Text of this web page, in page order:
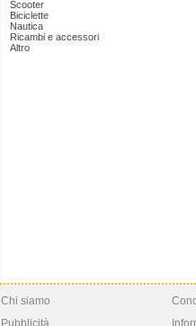
Scooter
Biciclette
Nautica
Ricambi e accessori
Altro
Chi siamo
Pubblicità